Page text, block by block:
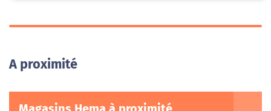
A proximité